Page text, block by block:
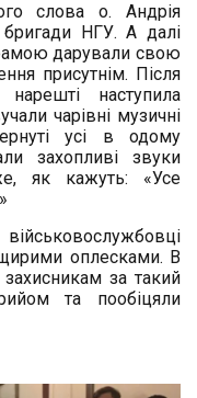
слова о. Андрія
бригади НГУ. А далі
дарували свою
присутнім. Після
наступила
чарівні музичні
усі в одому
захопливі звуки
як кажуть: «Усе
оплесками. В
за такий
та пообіцяли